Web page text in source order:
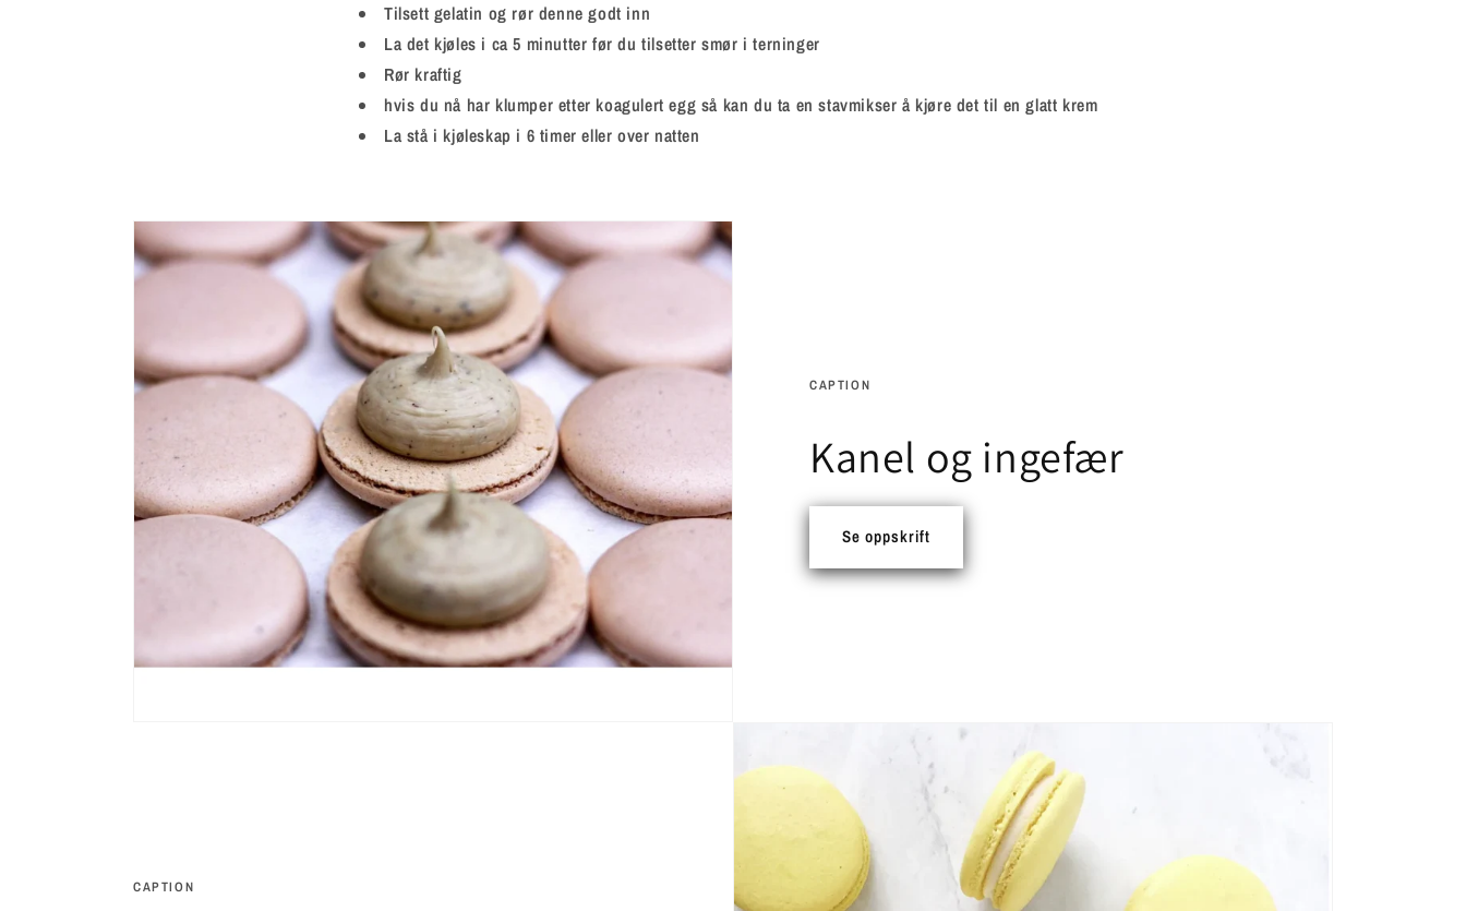
Tilsett gelatin og rør denne godt inn
La det kjøles i ca 5 minutter før du tilsetter smør i terninger
Rør kraftig
hvis du nå har klumper etter koagulert egg så kan du ta en stavmikser å kjøre det til en glatt krem
La stå i kjøleskap i 6 timer eller over natten
CAPTION
Kanel og ingefær
Se oppskrift
CAPTION